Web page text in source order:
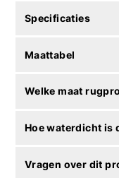
Specificaties
Maattabel
Welke maat
Hoe waterdicht is
Vragen over dit